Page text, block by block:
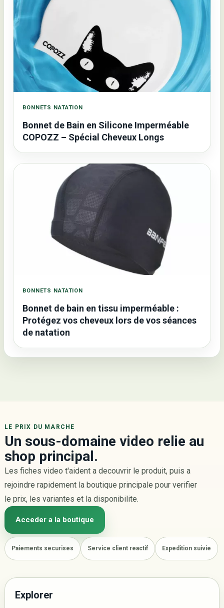
BONNETS NATATION
Bonnet de Bain en Silicone Imperméable
COPOZZ – Spécial Cheveux Longs
BONNETS NATATION
Bonnet de bain en tissu imperméable :
Protégez vos cheveux lors de vos séances
de natation
LE PRIX DU MARCHE
Un sous-domaine video relie au
shop principal.
Les fiches video t'aident a decouvrir le produit, puis a
rejoindre rapidement la boutique principale pour verifier
le prix, les variantes et la disponibilite.
Acceder a la boutique
Paiements securises Service client reactif Expedition suivie
Explorer